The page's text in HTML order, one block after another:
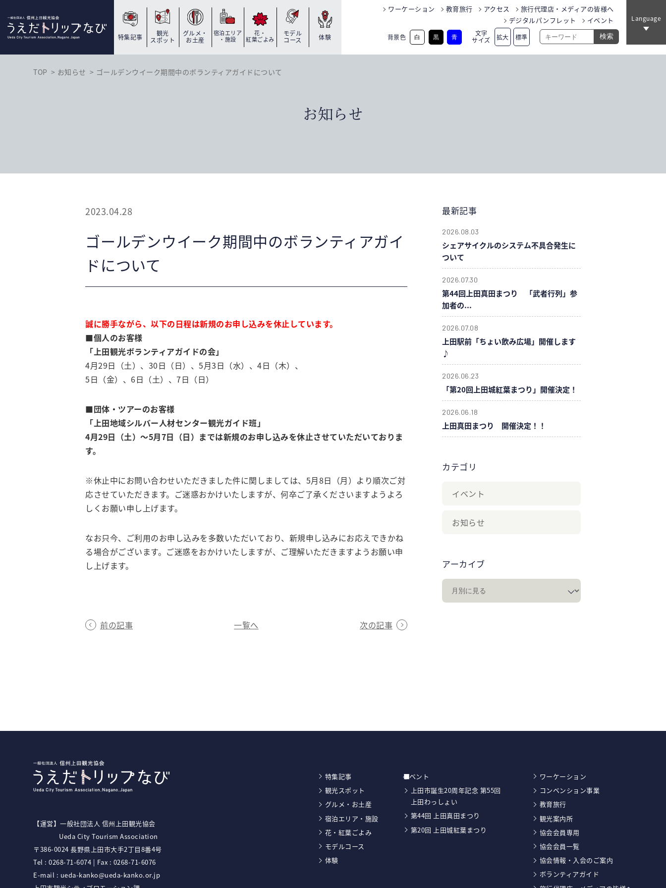
特集記事
観光
スポット
グルメ・
お土産
宿泊エリア
・施設
花・
紅葉ごよみ
モデル
コース
体験
ワーケーション 教育旅行 アクセス
旅行代理店・メディアの皆様へ
デジタルパンフレット
イベント
背景色 白 黒 青
文字
サイズ
拡大 標準
Language
お知らせ
TOP お知らせ ゴールデンウイーク期間中のボランティアガイドについて
2023.04.28
ゴールデンウイーク期間中のボランティアガイ
ドについて
誠に勝手ながら、以下の日程は新規のお申し込みを休止しています。
■個人のお客様
「上田観光ボランティアガイドの会」
4月29日（土）、30日（日）、5月3日（水）、4日（木）、
5日（金）、6日（土）、7日（日）
■団体・ツアーのお客様
「上田地域シルバー人材センター観光ガイド班」
4月29日（土）～5月7日（日）までは新規のお申し込みを休止させていただいておりま
す。
※休止中にお問い合わせいただきました件に関しましては、5月8日（月）より順次ご対
応させていただきます。ご迷惑おかけいたしますが、何卒ご了承くださいますようよろ
しくお願い申し上げます。
なお只今、ご利用のお申し込みを多数いただいており、新規申し込みにお応えできかね
る場合がございます。ご迷惑をおかけいたしますが、ご理解いただきますようお願い申
し上げます。
前の記事 一覧へ 次の記事
最新記事
2026.08.03
シェアサイクルのシステム不具合発生に
ついて
2026.07.30
第44回上田真田まつり 「武者行列」参
加者の...
2026.07.08
上田駅前「ちょい飲み広場」開催します
♪
2026.06.23
「第20回上田城紅葉まつり」開催決定！
2026.06.18
上田真田まつり 開催決定！！
カテゴリ
イベント
お知らせ
アーカイブ
特集記事
観光スポット
グルメ・お土産
宿泊エリア・施設
花・紅葉ごよみ
モデルコース
体験
イベント
上田市誕生20周年記念 第55回
上田わっしょい
第44回 上田真田まつり
第20回 上田城紅葉まつり
ワーケーション
コンベンション事業
教育旅行
観光案内所
協会会員専用
協会会員一覧
協会情報・入会のご案内
ボランティアガイド
【運営】⼀般社団法⼈ 信州上⽥観光協会
Ueda City Tourism Association
〒386-0024 ⻑野県上⽥市⼤⼿2丁⽬8番4号
Tel :0268-71-6074 | Fax : 0268-71-6076
E-mail : ueda-kanko@ueda-kanko.or.jp